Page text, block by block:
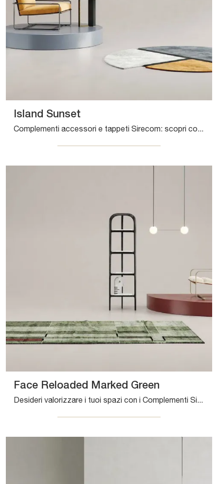
Island Sunset
Complementi accessori e tappeti Sirecom: scopri come arricchire i tuoi spazi design con il modello Island Sunset.
Face Reloaded Marked Green
Desideri valorizzare i tuoi spazi con i Complementi Sirecom? Ecco qui vari modelli di tappeti in tessuto come Face Reloaded Marked Green.